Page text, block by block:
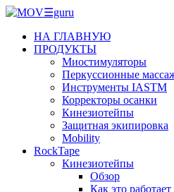
НА ГЛАВНУЮ
ПРОДУКТЫ
Миостимуляторы
Перкуссионные
Инструменты IASTM
Корректоры осанки
Кинезиотейпы
Защитная экипировка
Mobility
RockTape
Кинезиотейпы
Обзор
Как это работает